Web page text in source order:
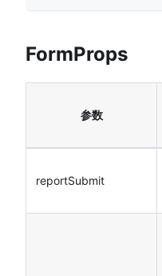
FormProps
参数
reportSubmit